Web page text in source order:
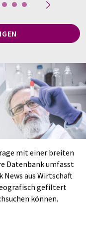
mit einer breiten
Datenbank umfasst
News aus Wirtschaft
gefiltert
können.